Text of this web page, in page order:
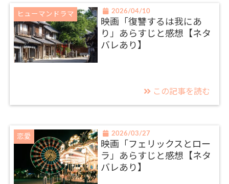
ヒューマンドラマ 2026/04/10
映画「復讐するは我にあ
り」あらすじと感想【ネタ
バレあり】
この記事を読む
恋愛 2026/03/27
映画「フェリックスとロー
ラ」あらすじと感想【ネタ
バレあり】